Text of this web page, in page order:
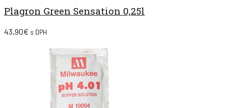
Plagron Green Sensation 0,25l
43,90€ s DPH